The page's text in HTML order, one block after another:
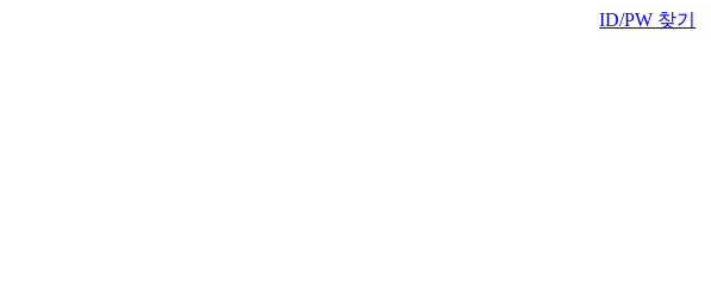
ID/PW 찾기